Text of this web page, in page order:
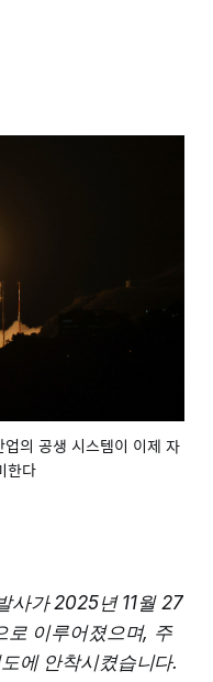
의 공생 시스템이 이제 자
한다
사가 2025년 11월 27
로 이루어졌으며, 주
에 안착시켰습니다.